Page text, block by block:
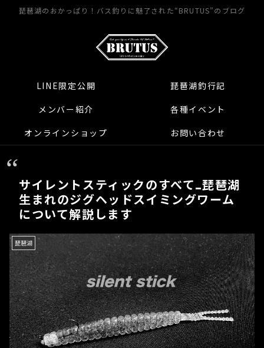
琵琶湖のおかっぱり！バス釣りに魅了された“BRUTUS”のブログ
LINE限定公開
琵琶湖釣行記
メンバー紹介
各種イベント
オンラインショップ
お問い合わせ
サイレントスティックのすべて…琵琶湖
生まれのジグヘッドスイミングワーム
について解説します
琵琶湖